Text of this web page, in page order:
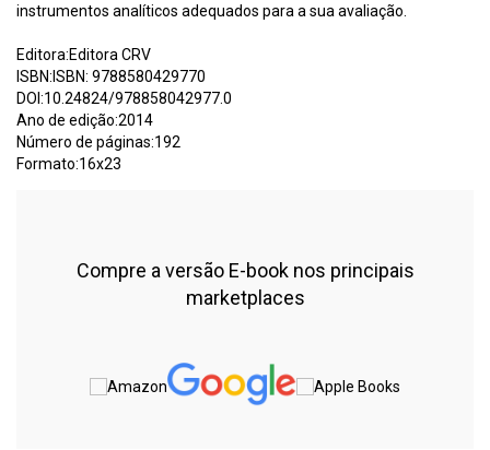
instrumentos analíticos adequados para a sua avaliação.
Editora:Editora CRV
ISBN:ISBN: 9788580429770
DOI:10.24824/978858042977.0
Ano de edição:2014
Número de páginas:192
Formato:16x23
Compre a versão E-book nos principais
marketplaces